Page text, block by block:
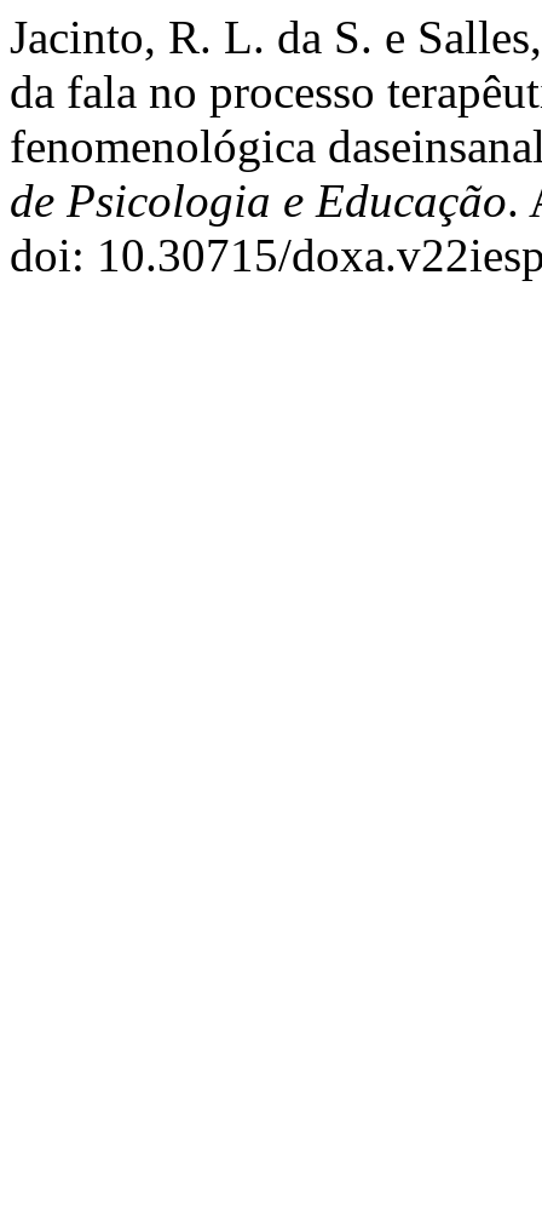
Jacinto, R. L. da S. e
da fala no processo
fenomenológica
de Psicologia e Educação.
doi: 10.30715/